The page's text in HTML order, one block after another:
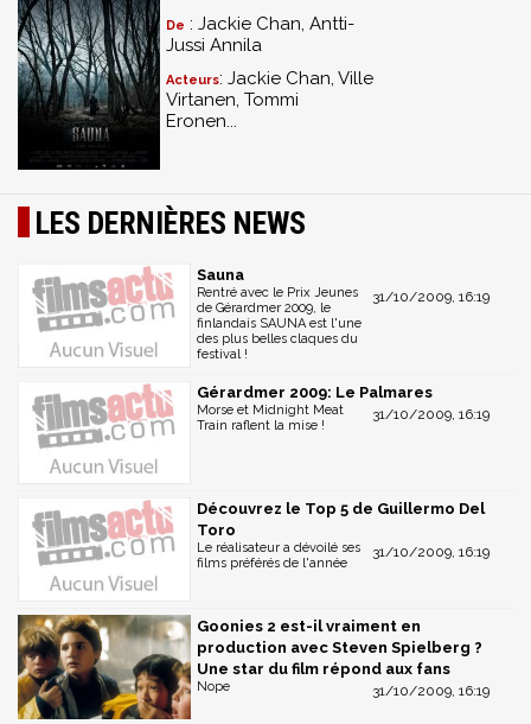
De : Jackie Chan, Antti-
Jussi Annila
Acteurs: Jackie Chan, Ville
Virtanen, Tommi
Eronen...
LES DERNIÈRES NEWS
Sauna
31/10/2009, 16:19
Rentré avec le Prix Jeunes
de Gérardmer 2009, le
finlandais SAUNA est l'une
des plus belles claques du
festival !
Gérardmer 2009: Le Palmares
31/10/2009, 16:19
Morse et Midnight Meat
Train raflent la mise !
Découvrez le Top 5 de Guillermo Del
Toro
31/10/2009, 16:19
Le réalisateur a dévoilé ses
films préférés de l'année
Goonies 2 est-il vraiment en
production avec Steven Spielberg ?
Une star du film répond aux fans
31/10/2009, 16:19
Nope